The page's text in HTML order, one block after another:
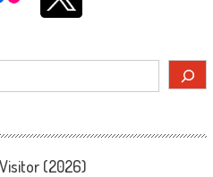
Visitor (2026)